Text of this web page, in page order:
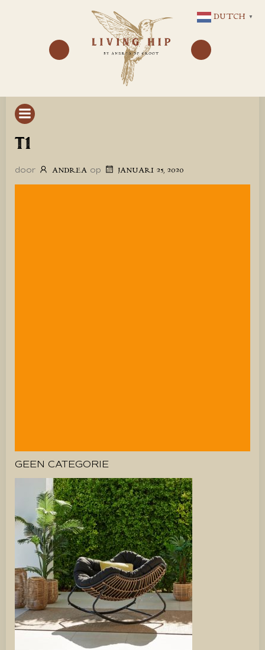
NAAR
DE
INHOUD
T1
door ANDREA op JANUARI 25, 2020
GEEN CATEGORIE
DUTCH ▼